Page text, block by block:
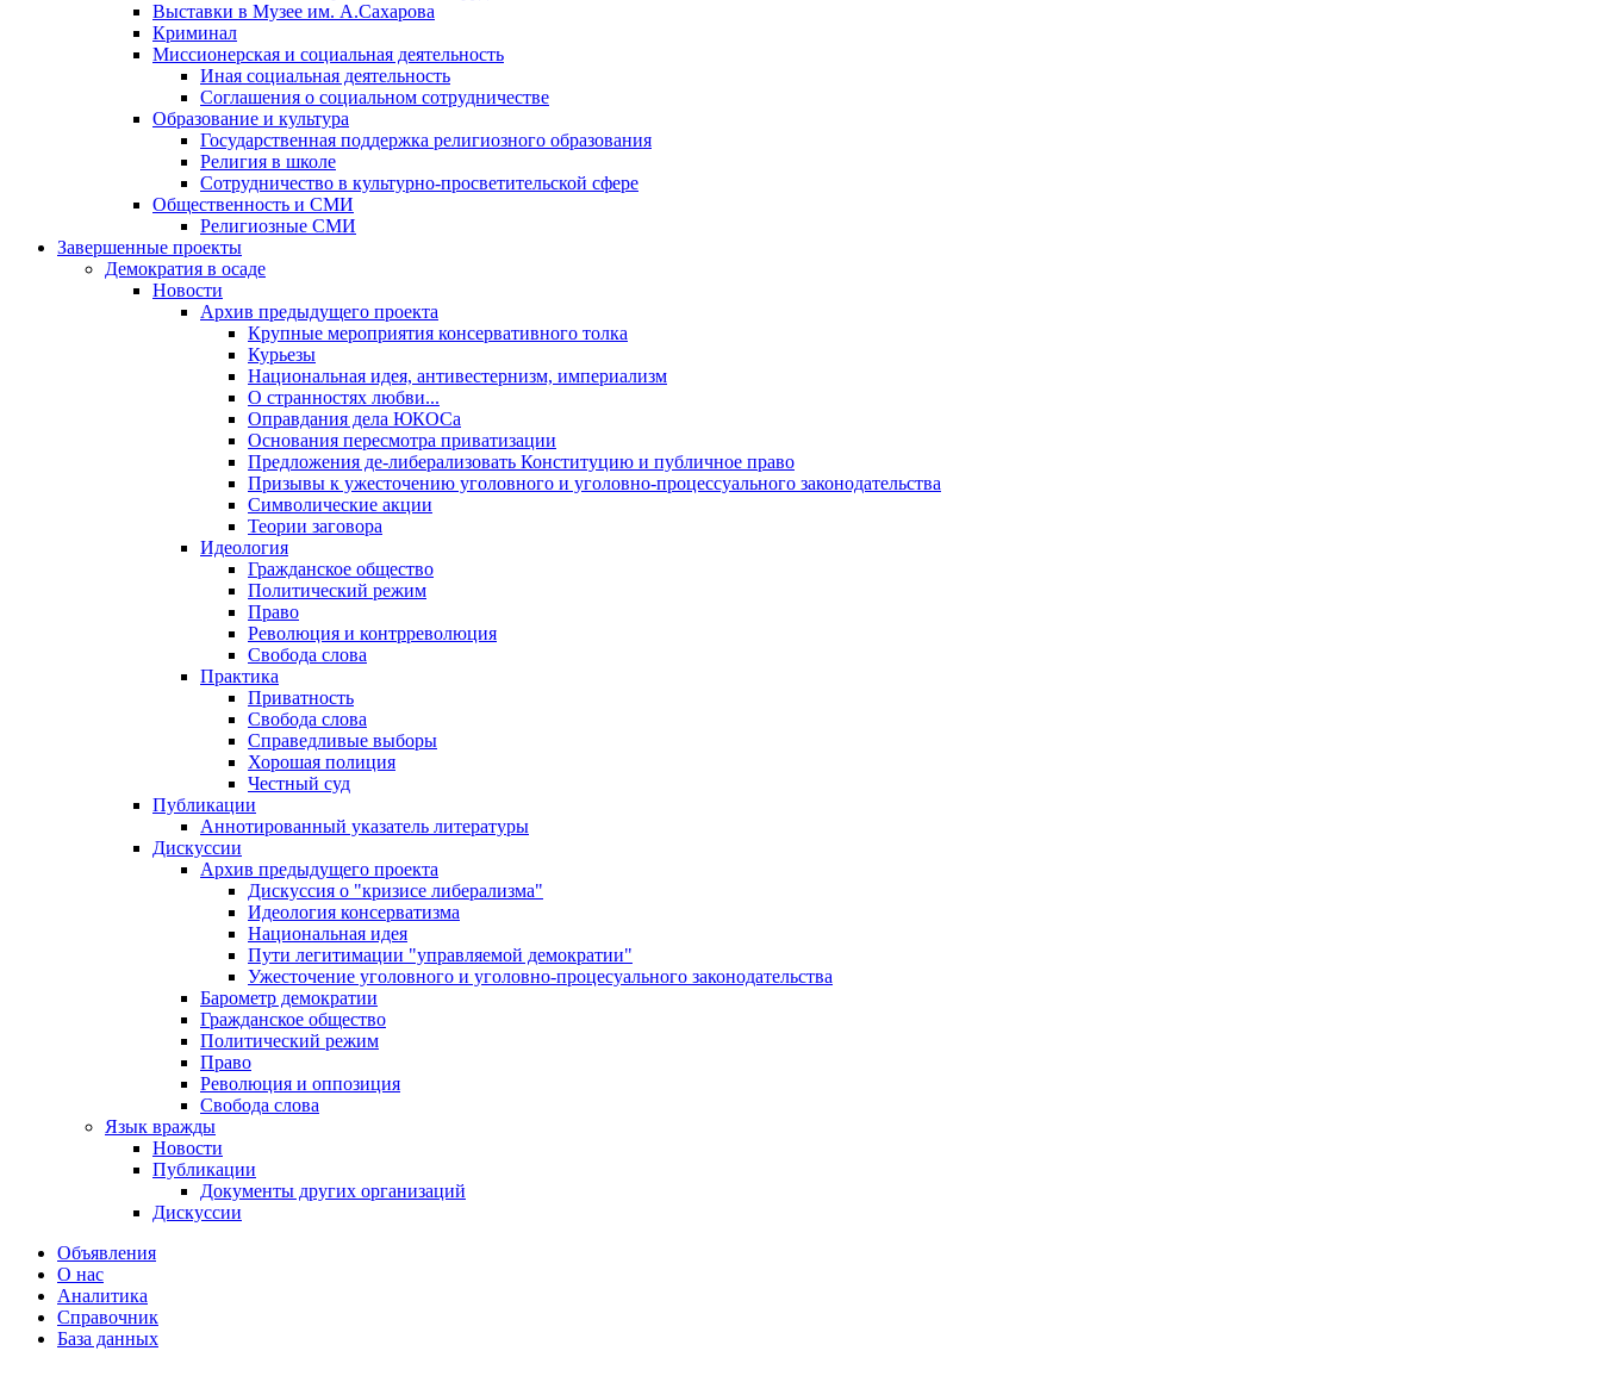
Выставки в Музее им. А.Сахарова
Криминал
Миссионерская и социальная деятельность
Иная социальная деятельность
Соглашения о социальном сотрудничестве
Образование и культура
Государственная поддержка религиозного образования
Религия в школе
Сотрудничество в культурно-просветительской сфере
Общественность и СМИ
Религиозные СМИ
Завершенные проекты
Демократия в осаде
Новости
Архив предыдущего проекта
Крупные мероприятия консервативного толка
Курьезы
Национальная идея, антивестернизм, империализм
О странностях любви...
Оправдания дела ЮКОСа
Основания пересмотра приватизации
Предложения де-либерализовать Конституцию и публичное право
Призывы к ужесточению уголовного и уголовно-процессуального законодательства
Символические акции
Теории заговора
Идеология
Гражданское общество
Политический режим
Право
Революция и контрреволюция
Свобода слова
Практика
Приватность
Свобода слова
Справедливые выборы
Хорошая полиция
Честный суд
Публикации
Аннотированный указатель литературы
Дискуссии
Архив предыдущего проекта
Дискуссия о "кризисе либерализма"
Идеология консерватизма
Национальная идея
Пути легитимации "управляемой демократии"
Ужесточение уголовного и уголовно-процесуального законодательства
Барометр демократии
Гражданское общество
Политический режим
Право
Революция и оппозиция
Свобода слова
Язык вражды
Новости
Публикации
Документы других организаций
Дискуссии
Объявления
О нас
Аналитика
Справочник
База данных